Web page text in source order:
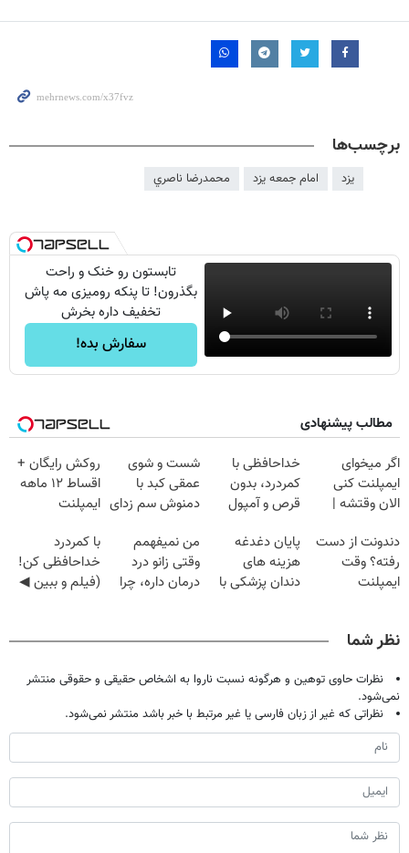
برچسب‌ها
یزد امام جمعه یزد محمدرضا ناصري
تابستون رو خنک و راحت
بگذرون! تا پنکه رومیزی مه پاش
تخفیف داره بخرش
سفارش بده!
مطالب پیشنهادی
اگر میخوای
ایمپلنت کنی
الان وقتشه |
میلیون تومان!!!
خداحافظی با
کمردرد، بدون
قرص و آمپول
شست و شوی
عمقی کبد با
دمنوش سم زدای
روکش رایگان +
اقساط ۱۲ ماهه
ایمپلنت
دندونت از دست
رفته؟ وقت
ایمپلنت
پایان دغدغه
هزینه های
دندان پزشکی با
من نمیفهمم
وقتی زانو درد
درمان داره، چرا
با کمردرد
خداحافظی کن!
(فیلم و ببین ◀
نظر شما
نظرات حاوی توهین و هرگونه نسبت ناروا به اشخاص حقیقی و حقوقی منتشر
نمی‌شود.
نظراتی که غیر از زبان فارسی یا غیر مرتبط با خبر باشد منتشر نمی‌شود.